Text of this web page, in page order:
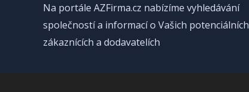
Na portále AZFirma.cz nabízíme vyhledávání
společností a informací o Vašich potenciálních
zákaznících a dodavatelích